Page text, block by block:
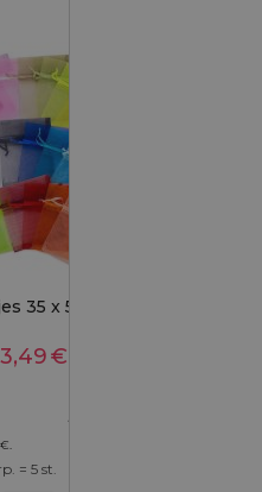
35 x 50 cm -
3,49€
3,49€.
€.
= 5 st.